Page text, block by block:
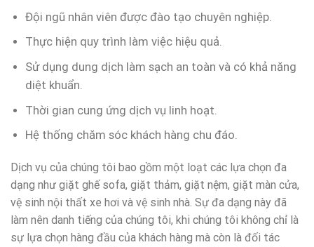
Đội ngũ nhân viên được đào tạo chuyên nghiệp.
Thực hiện quy trình làm việc hiệu quả.
Sử dụng dung dịch làm sạch an toàn và có khả năng
diệt khuẩn.
Thời gian cung ứng dịch vụ linh hoạt.
Hệ thống chăm sóc khách hàng chu đáo.
Dịch vụ của chúng tôi bao gồm một loạt các lựa chọn đa
dạng như giặt ghế sofa, giặt thảm, giặt nệm, giặt màn cửa,
vệ sinh nội thất xe hơi và vệ sinh nhà. Sự đa dạng này đã
làm nên danh tiếng của chúng tôi, khi chúng tôi không chỉ là
sự lựa chọn hàng đầu của khách hàng mà còn là đối tác